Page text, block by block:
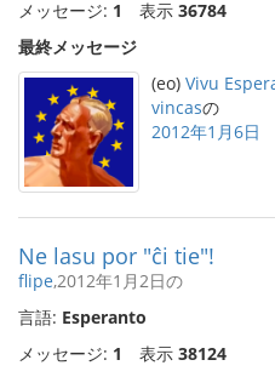
メッセージ: 1 表示 36784
最終メッセージ
(eo) Vivu
vincasの
2012年1月6日
Ne lasu por "ĉi tie"!
flipe,2012年1月2日の
言語: Esperanto
メッセージ: 1 表示 38124